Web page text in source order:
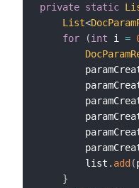
private static
List<
for
(int i =
        list
. add (
}